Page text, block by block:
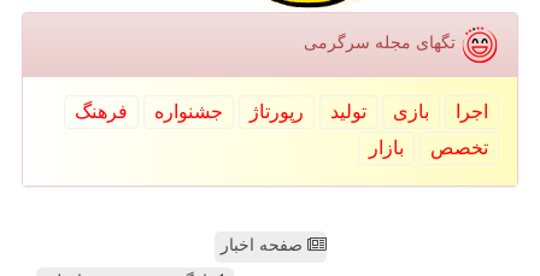
تگهای مجله سرگرمی
اجرا بازی تولید رپورتاژ جشنواره
فرهنگ
تخصص
بازار
صفحه اخبار